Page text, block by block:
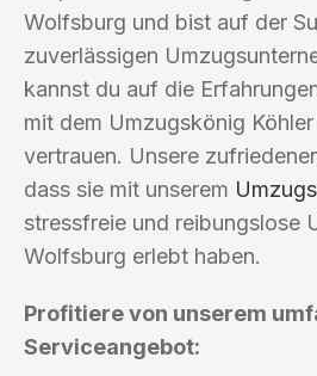
Wolfsburg und bist auf der
zuverlässigen
kannst du auf die
mit dem Umzugskönig
vertrauen. Unsere
dass sie mit unserem
stressfreie und reibungslose
Wolfsburg erlebt haben.
Profitiere von unserem
Serviceangebot: